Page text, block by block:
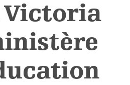
Victoria